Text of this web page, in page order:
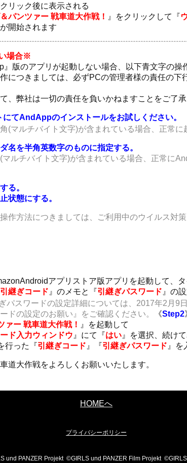
クリック後に表示される
パンツァー 戦車道大作戦！ 』をクリックして『
開始されます
場合※
』版のアプリが起動しない場合、以下青文字の操
につきましては、必ずPCの管理者様の責任の下
、弊社は一切の責任を負いかねますことをご了承
てAndAppのインストールをお試しください。
(マルチバイト文字)が含まれている場合、正常に
名を半角英数字のものに指定する。
ルチバイト文字)が含まれている場合、正常に
る。
状態にする。
作方法につきましては、ご利用中のウイルス対
アプリストア版アプリを起動して、
引継ぎコード 』のメモと『引継ぎパスワード 』の
パスワードの設定詳細については、2017年2月9
ドの設定のお願い』をご確認ください。
《Step2
ァー 戦車道大作戦！ 』を起動して
ド入力ウィンドウ 』にて『はい 』を選択、続け
行った『引継ぎコード 』『引継ぎパスワード 』を
道大作戦をよろしくお願いいたします。
HOMEへ
プライバシーポリシー
und PANZER Projekt ©GIRLS und PANZER Film Projekt